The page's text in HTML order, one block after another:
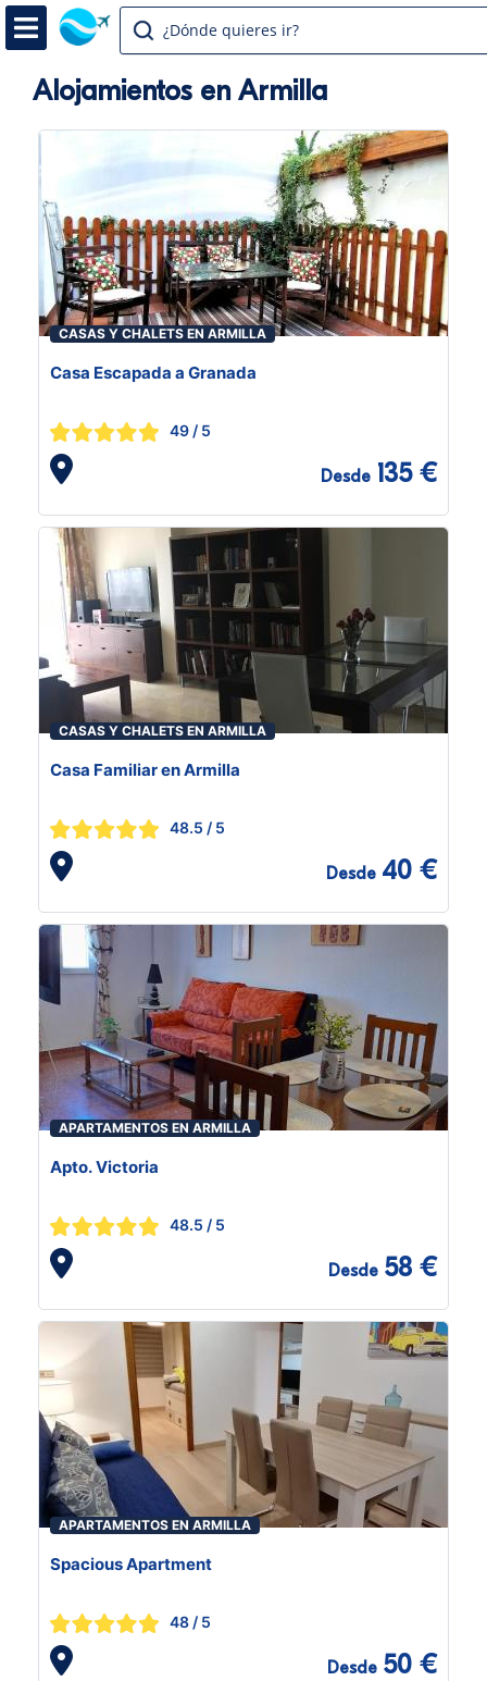
¿Dónde quieres ir?
Alojamientos en Armilla
CASAS Y CHALETS EN ARMILLA
Casa Escapada a Granada
49 / 5
Desde 135 €
CASAS Y CHALETS EN ARMILLA
Casa Familiar en Armilla
48.5 / 5
Desde 40 €
APARTAMENTOS EN ARMILLA
Apto. Victoria
48.5 / 5
Desde 58 €
APARTAMENTOS EN ARMILLA
Spacious Apartment
48 / 5
Desde 50 €